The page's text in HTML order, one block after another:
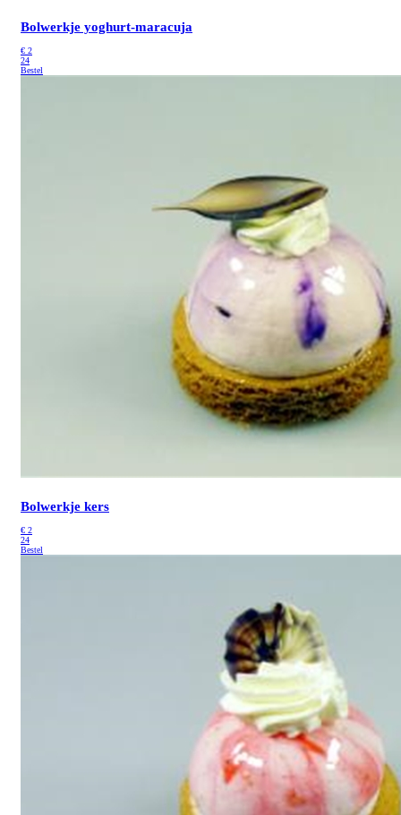
Bolwerkje yoghurt-maracuja
€ 2
24
Bestel
Bolwerkje kers
€ 2
24
Bestel